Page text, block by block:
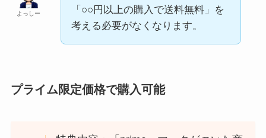
よっしー
「○○円以上の購入で送料無料」を
考える必要がなくなります。
プライム限定価格で購入可能